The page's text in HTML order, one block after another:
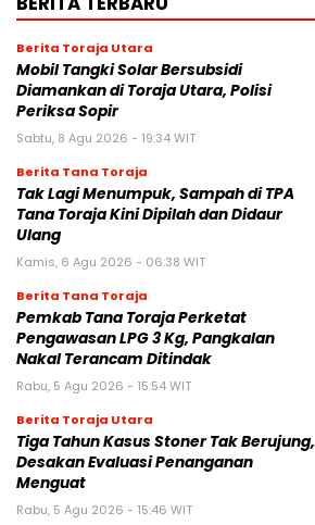
Berita Toraja Utara
Mobil Tangki Solar Bersubsidi
Diamankan di Toraja Utara, Polisi
Periksa Sopir
Sabtu, 8 Agu 2026 - 19:34 WIT
Berita Tana Toraja
Tak Lagi Menumpuk, Sampah di TPA
Tana Toraja Kini Dipilah dan Didaur
Ulang
Kamis, 6 Agu 2026 - 06:38 WIT
Berita Tana Toraja
Pemkab Tana Toraja Perketat
Pengawasan LPG 3 Kg, Pangkalan
Nakal Terancam Ditindak
Rabu, 5 Agu 2026 - 15:54 WIT
Berita Toraja Utara
Tiga Tahun Kasus Stoner Tak Berujung,
Desakan Evaluasi Penanganan
Menguat
Rabu, 5 Agu 2026 - 15:46 WIT